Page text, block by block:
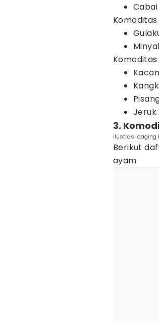
Jeruk
3.
ilustrasi daging
Berikut
ayam